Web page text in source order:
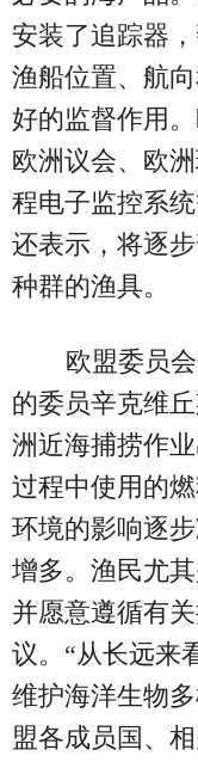
安装了追踪器
渔船位置、航
好的监督作用
欧洲议会、欧
程电子监控系
还表示，将逐
种群的渔具。
欧盟委员
的委员辛克维
洲近海捕捞作
过程中使用的
环境的影响逐
增多。渔民尤
并愿意遵循有
议。“从长远来
维护海洋生物
盟各成员国、